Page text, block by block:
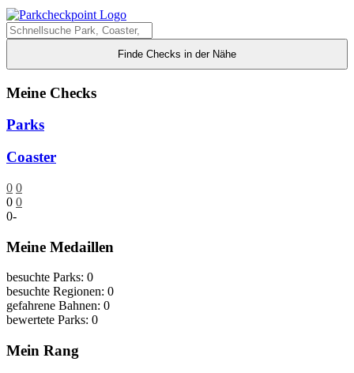
Finde Checks in der Nähe
Meine Checks
Parks
Coaster
0 0
0 0
0-
Meine Medaillen
besuchte Parks: 0
besuchte Regionen: 0
gefahrene Bahnen: 0
bewertete Parks: 0
Mein Rang